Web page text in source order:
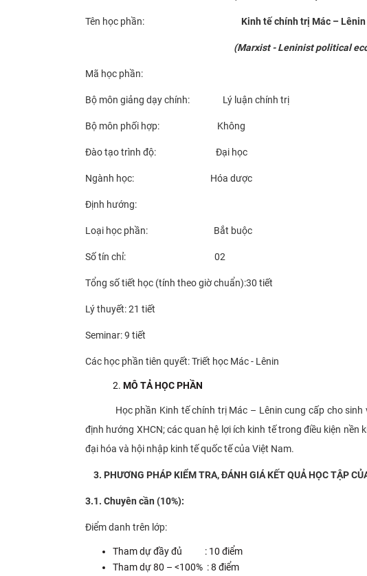
Tên học phần: Kinh tế chính trị Mác – Lênin
(Marxist - Leninist political
Mã học phần:
Bộ môn giảng dạy chính: Lý luận chính trị
Bộ môn phối hợp: Không
Đào tạo trình độ: Đại học
Ngành học: Hóa dược
Định hướng:
Loại học phần: Bắt buộc
Số tín chỉ: 02
Tổng số tiết học (tính theo giờ chuẩn):30 tiết
Lý thuyết: 21 tiết
Seminar: 9 tiết
Các học phần tiên quyết: Triết học Mác - Lênin
MÔ TẢ HỌC PHẦN
Học phần Kinh tế chính trị Mác – Lênin cung cấp cho sinh
định hướng XHCN; các quan hệ lợi ích kinh tế trong điều kiện
đại hóa và hội nhập kinh tế quốc tế của Việt Nam.
3. PHƯƠNG PHÁP KIỂM TRA, ĐÁNH GIÁ KẾT QUẢ HỌC TẬP
3.1. Chuyên cần (10%):
Điểm danh trên lớp:
Tham dự đầy đủ : 10 điểm
Tham dự 80 – <100% : 8 điểm